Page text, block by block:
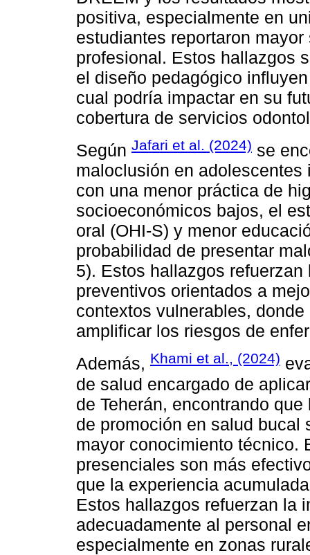
positiva, especialmente en
estudiantes reportaron
profesional. Estos hallazgos
el diseño pedagógico
cual podría impactar en su
cobertura de servicios
Según Jafari et al. (2024) se
maloclusión en
con una menor práctica de
socioeconómicos bajos, el
oral (OHI-S) y menor
probabilidad de presentar
5). Estos hallazgos
preventivos orientados a
contextos vulnerables,
amplificar los riesgos de
Además, Khami et al., (2024)
de salud encargado de
de Teherán, encontrando
de promoción en salud
mayor conocimiento técnico.
presenciales son más
que la experiencia
Estos hallazgos refuerzan la
adecuadamente al personal
especialmente en zonas